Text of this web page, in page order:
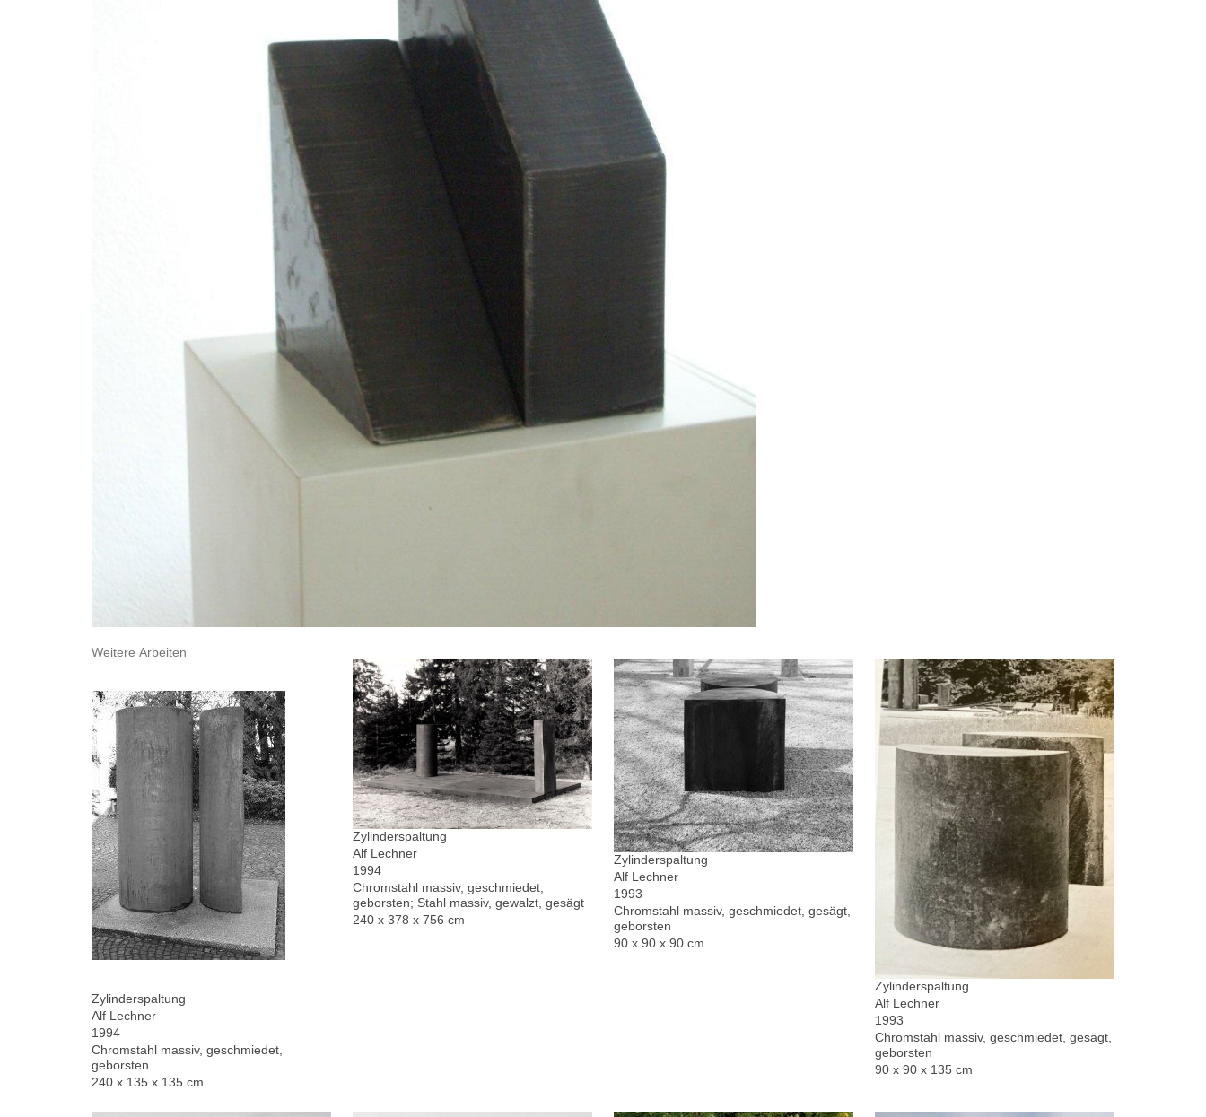
Weitere Arbeiten
Zylinderspaltung
Alf Lechner
1994
Chromstahl massiv, geschmiedet,
geborsten
240 x 135 x 135 cm
Zylinderspaltung
Alf Lechner
1994
Chromstahl massiv, geschmiedet,
geborsten; Stahl massiv, gewalzt, gesägt
240 x 378 x 756 cm
Zylinderspaltung
Alf Lechner
1993
Chromstahl massiv, geschmiedet, gesägt,
geborsten
90 x 90 x 90 cm
Zylinderspaltung
Alf Lechner
1993
Chromstahl massiv, geschmiedet, gesägt,
geborsten
90 x 90 x 135 cm